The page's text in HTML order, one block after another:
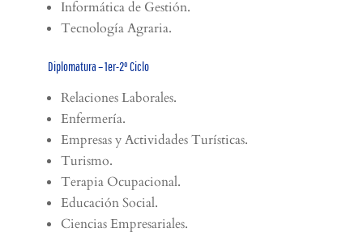
Informática de Gestión.
Tecnología Agraria.
Diplomatura – 1er-2º Ciclo
Relaciones Laborales.
Enfermería.
Empresas y Actividades Turísticas.
Turismo.
Terapia Ocupacional.
Educación Social.
Ciencias Empresariales.